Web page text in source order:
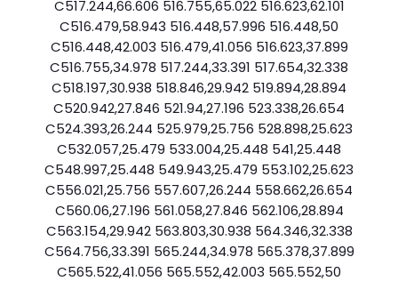
C517.244,66.606 516.755,65.022 516.623,62.101
C516.479,58.943 516.448,57.996 516.448,50
C516.448,42.003 516.479,41.056 516.623,37.899
C516.755,34.978 517.244,33.391 517.654,32.338
C518.197,30.938 518.846,29.942 519.894,28.894
C520.942,27.846 521.94,27.196 523.338,26.654
C524.393,26.244 525.979,25.756 528.898,25.623
C532.057,25.479 533.004,25.448 541,25.448
C548.997,25.448 549.943,25.479 553.102,25.623
C556.021,25.756 557.607,26.244 558.662,26.654
C560.06,27.196 561.058,27.846 562.106,28.894
C563.154,29.942 563.803,30.938 564.346,32.338
C564.756,33.391 565.244,34.978 565.378,37.899
C565.522,41.056 565.552,42.003 565.552,50